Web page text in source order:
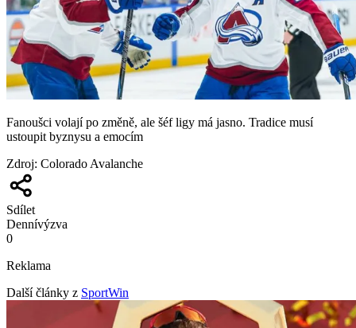
Fanoušci volají po změně, ale šéf ligy má jasno. Tradice musí
ustoupit byznysu a emocím
Zdroj: Colorado Avalanche
Sdílet
Dennívýzva
0
Reklama
Další články z SportWin